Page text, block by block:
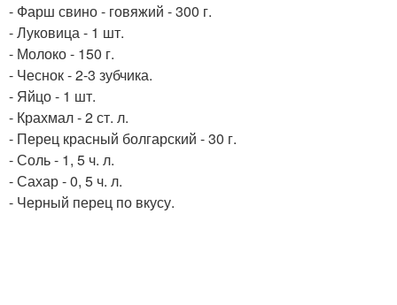
- Фарш свино - говяжий - 300 г.
- Луковица - 1 шт.
- Молоко - 150 г.
- Чеснок - 2-3 зубчика.
- Яйцо - 1 шт.
- Крахмал - 2 ст. л.
- Перец красный болгарский - 30 г.
- Соль - 1, 5 ч. л.
- Сахар - 0, 5 ч. л.
- Черный перец по вкусу.